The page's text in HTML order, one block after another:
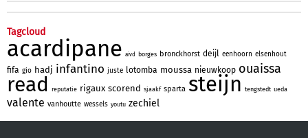
Tagcloud
acardipane aivd borges bronckhorst deijl eenhoorn elsenhout
fifa gio hadj infantino juste lotomba moussa nieuwkoop ouaissa
read reputatie rigaux scorend sjaakf sparta steijn tengstedt ueda
valente vanhoutte wessels youtu zechiel